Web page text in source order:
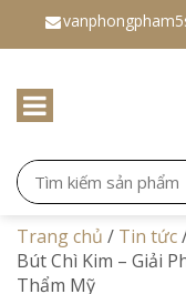
Trang chủ / Tin tức
Bút Chì Kim – Giải
Thẩm Mỹ